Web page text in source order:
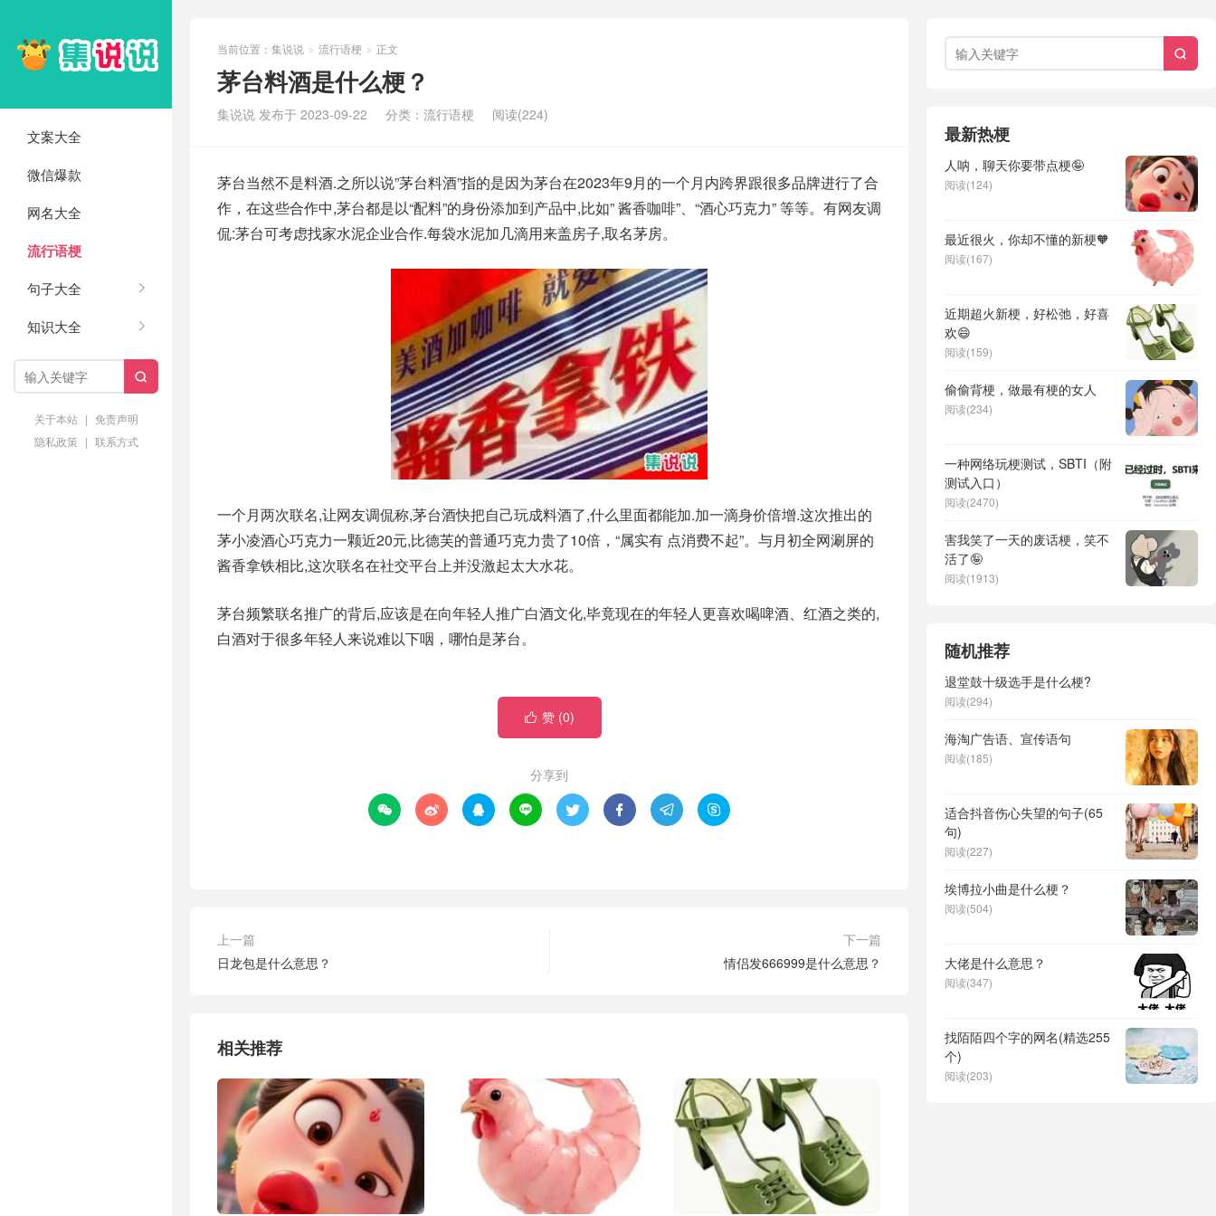
文案大全
微信爆款
网名大全
流行语梗
句子大全
知识大全

关于本站 | 免责声明
隐私政策 | 联系方式
当前位置： 集说说 > 流行语梗 > 正文
茅台料酒是什么梗？
集说说 发布于 2023-09-22 分类： 流行语梗 阅读(224)
茅台当然不是料酒.之所以说”茅台料酒”指的是因为茅台在2023年9月的一个月内跨界跟很多品牌进行了合
作，在这些合作中,茅台都是以“配料”的身份添加到产品中,比如” 酱香咖啡”、“酒心巧克力” 等等。有网友调
侃:茅台可考虑找家水泥企业合作.每袋水泥加几滴用来盖房子,取名茅房。
一个月两次联名,让网友调侃称,茅台酒快把自己玩成料酒了,什么里面都能加.加一滴身价倍增.这次推出的
茅小凌酒心巧克力一颗近20元,比德芙的普通巧克力贵了10倍，“属实有 点消费不起”。与月初全网涮屏的
酱香拿铁相比,这次联名在社交平台上并没激起太大水花。
茅台频繁联名推广的背后,应该是在向年轻人推广白酒文化,毕竟现在的年轻人更喜欢喝啤酒、红酒之类的,
白酒对于很多年轻人来说难以下咽，哪怕是茅台。
 赞 (0)
分享到
       
上一篇
日龙包是什么意思？
下一篇
情侣发666999是什么意思？
相关推荐

最新热梗
人呐，聊天你要带点梗🤪
阅读(124)
最近很火，你却不懂的新梗🧡
阅读(167)
近期超火新梗，好松弛，好喜
欢😄
阅读(159)
偷偷背梗，做最有梗的女人
阅读(234)
一种网络玩梗测试，SBTI（附
测试入口）
阅读(2470)
害我笑了一天的废话梗，笑不
活了🤪
阅读(1913)
随机推荐
退堂鼓十级选手是什么梗?
阅读(294)
海淘广告语、宣传语句
阅读(185)
适合抖音伤心失望的句子(65
句)
阅读(227)
埃博拉小曲是什么梗？
阅读(504)
大佬是什么意思？
阅读(347)
找陌陌四个字的网名(精选255
个)
阅读(203)